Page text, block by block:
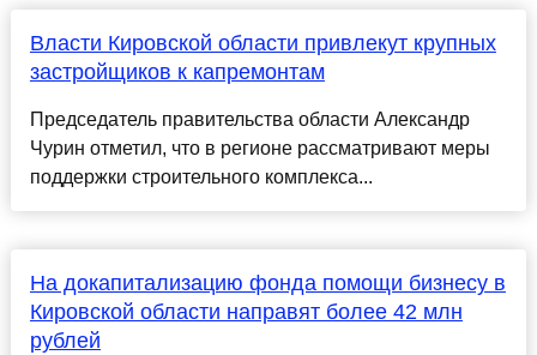
Власти Кировской области привлекут крупных
застройщиков к капремонтам
Председатель правительства области Александр
Чурин отметил, что в регионе рассматривают меры
поддержки строительного комплекса...
На докапитализацию фонда помощи бизнесу в
Кировской области направят более 42 млн
рублей